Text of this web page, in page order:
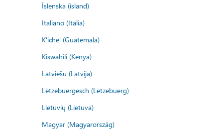
Íslenska (ísland)
Italiano (Italia)
K'iche' (Guatemala)
Kiswahili (Kenya)
Latviešu (Latvija)
Lëtzebuergesch (Lëtzebuerg)
Lietuvių (Lietuva)
Magyar (Magyarország)